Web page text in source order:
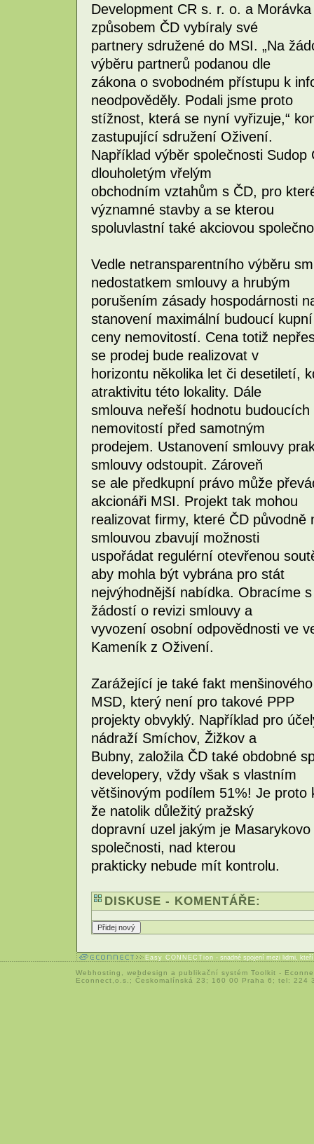
Development CR s. r. o. a
způsobem ČD vybíraly své
partnery sdružené do MSI. „Na
výběru partnerů podanou dle
zákona o svobodném přístupu k
neodpověděly. Podali jsme proto
stížnost, která se nyní vyřizuje,“
zastupující sdružení Oživení.
Například výběr společnosti
dlouholetým vřelým
obchodním vztahům s ČD, pro
významné stavby a se kterou
spoluvlastní také akciovou
Vedle netransparentního výběru
nedostatkem smlouvy a hrubým
porušením zásady hospodárnosti
stanovení maximální budoucí kupní
ceny nemovitostí. Cena totiž
se prodej bude realizovat v
horizontu několika let či desetiletí,
atraktivitu této lokality. Dále
smlouva neřeší hodnotu
nemovitostí před samotným
prodejem. Ustanovení smlouvy
smlouvy odstoupit. Zároveň
se ale předkupní právo může
akcionáři MSI. Projekt tak mohou
realizovat firmy, které ČD původně
smlouvou zbavují možnosti
uspořádat regulérní otevřenou
aby mohla být vybrána pro stát
nejvýhodnější nabídka. Obracíme
žádostí o revizi smlouvy a
vyvození osobní odpovědnosti ve
Kameník z Oživení.
Zarážející je také fakt
MSD, který není pro takové PPP
projekty obvyklý. Například pro
nádraží Smíchov, Žižkov a
Bubny, založila ČD také obdobné
developery, vždy však s vlastním
většinovým podílem 51%! Je proto
že natolik důležitý pražský
dopravní uzel jakým je
společnosti, nad kterou
prakticky nebude mít kontrolu.
DISKUSE - KOMENTÁŘE:
Easy CONNECTion - snadné spojení mezi lidmi,
Webhosting webdesign a publikační systém Toolkit -
Econnect,o.s.; Českomalínská 23; 160 00 Praha 6; tel: 224